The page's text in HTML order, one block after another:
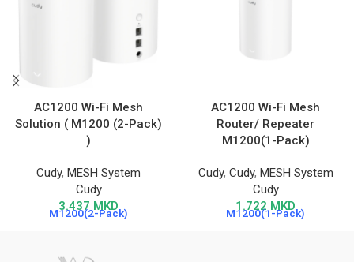
AC1200 Wi-Fi Mesh
Solution ( M1200 (2-Pack)
)
Cudy, MESH System
Cudy
3.437 MKD
M1200(2-Pack)
AC1200 Wi-Fi Mesh
Router/ Repeater
M1200(1-Pack)
Cudy, Cudy, MESH System
Cudy
1.722 MKD
M1200(1-Pack)